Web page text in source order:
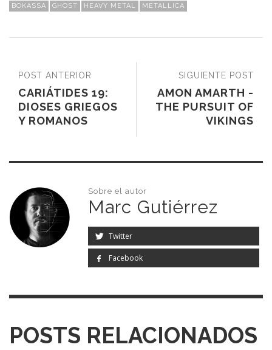
BOKASSA GHOST HEAVY METAL METALLICA
SIGUIENTE POST
AMON AMARTH -
THE PURSUIT OF
VIKINGS
POST ANTERIOR
CARIÁTIDES 19:
DIOSES GRIEGOS
Y ROMANOS
Sobre el autor
Marc Gutiérrez
Twitter
Facebook
POSTS RELACIONADOS